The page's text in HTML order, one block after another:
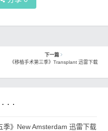
下一篇
《移植手术第三季》Transplant 迅雷下载
· ·
季》New Amsterdam 迅雷下载